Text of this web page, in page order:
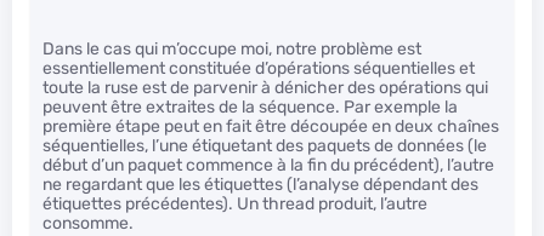
Dans le cas qui m’occupe moi, notre problème est
essentiellement constituée d’opérations séquentielles et
toute la ruse est de parvenir à dénicher des opérations qui
peuvent être extraites de la séquence. Par exemple la
première étape peut en fait être découpée en deux chaînes
séquentielles, l’une étiquetant des paquets de données (le
début d’un paquet commence à la fin du précédent), l’autre
ne regardant que les étiquettes (l’analyse dépendant des
étiquettes précédentes). Un thread produit, l’autre
consomme.